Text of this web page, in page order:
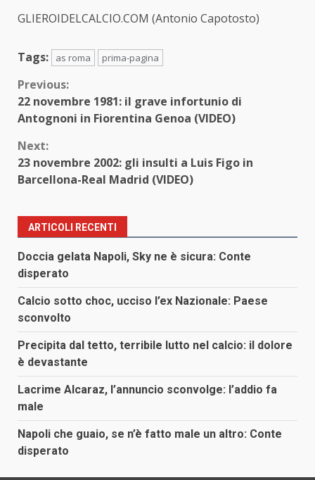
GLIEROIDELCALCIO.COM (Antonio Capotosto)
Tags: as roma prima-pagina
Continue
Reading
Previous:
22 novembre 1981: il grave infortunio di
Antognoni in Fiorentina Genoa (VIDEO)
Next:
23 novembre 2002: gli insulti a Luis Figo in
Barcellona-Real Madrid (VIDEO)
ARTICOLI RECENTI
Doccia gelata Napoli, Sky ne è sicura: Conte
disperato
Calcio sotto choc, ucciso l’ex Nazionale: Paese
sconvolto
Precipita dal tetto, terribile lutto nel calcio: il dolore
è devastante
Lacrime Alcaraz, l’annuncio sconvolge: l’addio fa
male
Napoli che guaio, se n’è fatto male un altro: Conte
disperato